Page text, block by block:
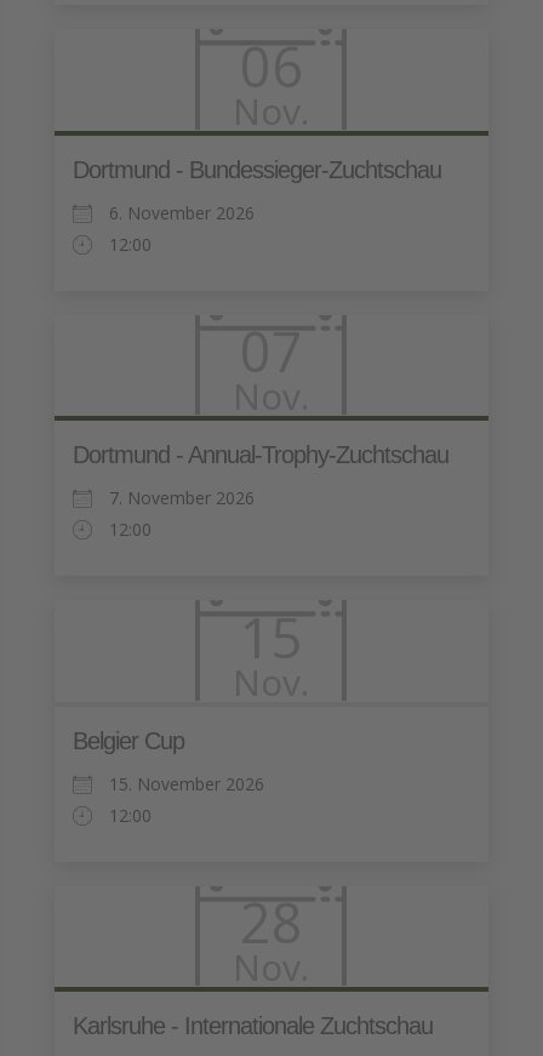
Dortmund - Bundessieger-Zuchtschau
6. November 2026
12:00
Dortmund - Annual-Trophy-Zuchtschau
7. November 2026
12:00
Belgier Cup
15. November 2026
12:00
Karlsruhe - Internationale Zuchtschau